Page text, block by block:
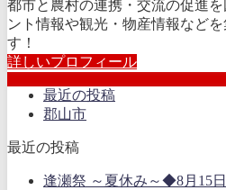
都市と農村の連携・交流の促進
ント情報や観光・物産情報など
す！
詳しいプロフィール
最近の投稿
郡山市
最近の投稿
逢瀬祭 ～夏休み～◆8月15